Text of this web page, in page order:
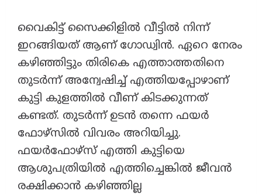
വൈകിട്ട് സൈക്കിളിൽ വീട്ടിൽ നിന്ന്
ഇറങ്ങിയത് ആണ് ഗോഡ്വിൻ. ഏറെ നേരം
കഴിഞ്ഞിട്ടും തിരികെ എത്താത്തതിനെ
തുടർന്ന് അന്വേഷിച്ച് എത്തിയപ്പോഴാണ്
കുട്ടി കുളത്തിൽ വീണ് കിടക്കുന്നത്
കണ്ടത്. തുടർന്ന് ഉടൻ തന്നെ ഫയർ
ഫോഴ്സിൽ വിവരം അറിയിച്ചു.
ഫയർഫോഴ്‌സ് എത്തി കുട്ടിയെ
ആശുപത്രിയിൽ എത്തിച്ചെങ്കിൽ ജീവൻ
രക്ഷിക്കാൻ കഴിഞ്ഞില്ല